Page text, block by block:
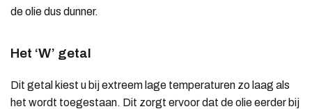
de olie dus dunner.
Het ‘W’ getal
Dit getal kiest u bij extreem lage temperaturen zo laag als
het wordt toegestaan. Dit zorgt ervoor dat de olie eerder bij